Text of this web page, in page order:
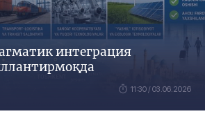
интеграция
11:30 / 03.06.2026